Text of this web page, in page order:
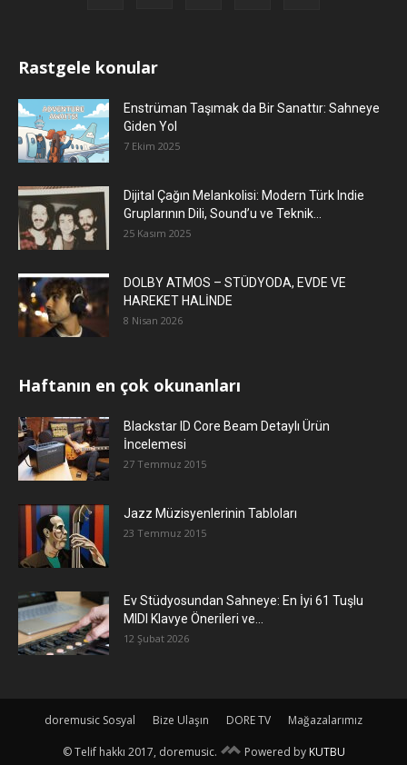
Rastgele konular
Enstrüman Taşımak da Bir Sanattır: Sahneye
Giden Yol
7 Ekim 2025
Dijital Çağın Melankolisi: Modern Türk Indie
Gruplarının Dili, Sound’u ve Teknik...
25 Kasım 2025
DOLBY ATMOS – STÜDYODA, EVDE VE
HAREKET HALİNDE
8 Nisan 2026
Haftanın en çok okunanları
Blackstar ID Core Beam Detaylı Ürün
İncelemesi
27 Temmuz 2015
Jazz Müzisyenlerinin Tabloları
23 Temmuz 2015
Ev Stüdyosundan Sahneye: En İyi 61 Tuşlu
MIDI Klavye Önerileri ve...
12 Şubat 2026
doremusic Sosyal Bize Ulaşın DORE TV Mağazalarımız
© Telif hakkı 2017, doremusic. Powered by KUTBU